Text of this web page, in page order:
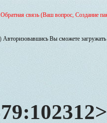
Обратная связь (Ваш вопрос, Создание
) Авторизовавшись Вы сможете